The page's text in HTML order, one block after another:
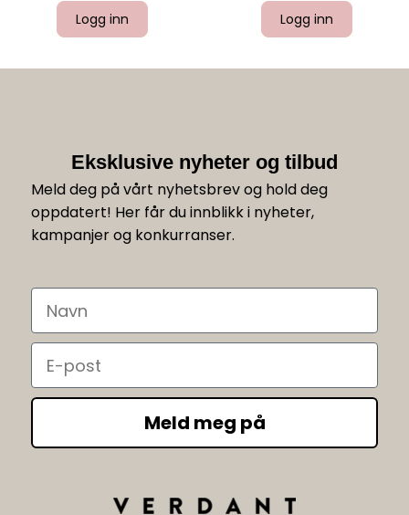
Logg inn Logg inn
Eksklusive nyheter og tilbud
Meld deg på vårt nyhetsbrev og hold deg
oppdatert! Her får du innblikk i nyheter,
kampanjer og konkurranser.
Navn
Email
Meld meg på